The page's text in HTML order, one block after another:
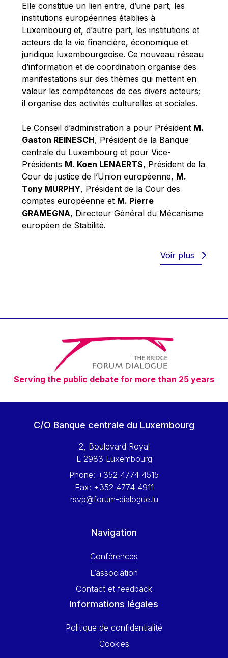
Michael Sohlman
Michel Goedert
Mireille Delmas-Marty
Nobuo Tanaka
Otmar Issing
Paolo Mengozzi
Paschal Donohoe
Pat Cox
Patrizia Nanz
Philippe Maystadt
Pierre Gramegna
Richard Pelly
Robert Goebbels
Robert REYNDERS
Timothy Radcliffe
Vaclav Klaus
Vassilios Skouris
Vítor Manuel da Silva Caldeira
Viviane Reding
Walter Hagg
Wolfgang Ketterle
Yossi Beillin
Yves FRANCHET
Elle constitue un lien entre, d’une part, les
institutions européennes établies à
Luxembourg et, d’autre part, les institutions et
acteurs de la vie financière, économique et
juridique luxembourgeoise. Ce nouveau réseau
d’information et de coordination organise des
manifestations sur des thèmes qui mettent en
valeur les compétences de ces divers acteurs;
il organise des activités culturelles et sociales.
Le Conseil d’administration a pour Président M.
Gaston REINESCH, Président de la Banque
centrale du Luxembourg et pour Vice-
Présidents M. Koen LENAERTS, Président de la
Cour de justice de l’Union européenne, M.
Tony MURPHY, Président de la Cour des
comptes européenne et M. Pierre
GRAMEGNA, Directeur Général du Mécanisme
européen de Stabilité.
Voir plus
Serving the public debate for more than 25 years
C/O Banque centrale du Luxembourg
2, Boulevard Royal
L-2983 Luxembourg
Phone: +352 4774 4515
Fax: +352 4774 4911
rsvp@forum-dialogue.lu
Navigation
Conférences
L’association
Contact et feedback
Informations légales
Politique de confidentialité
Cookies